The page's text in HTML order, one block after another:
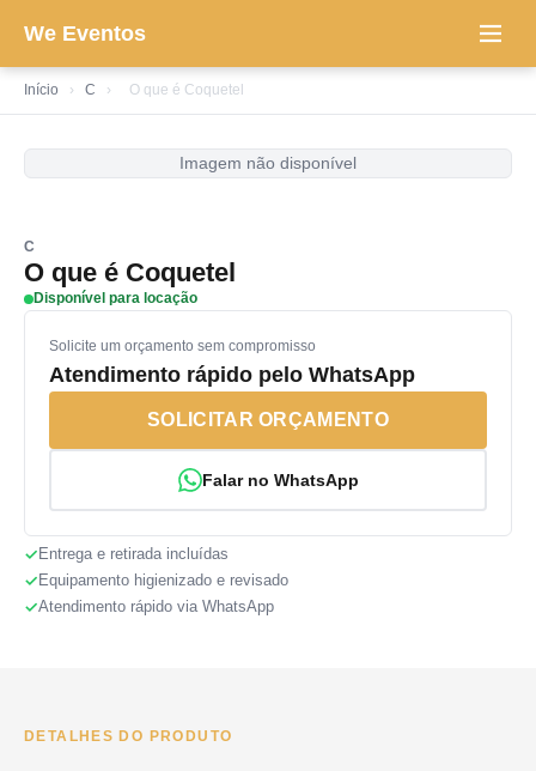
We Eventos
Início › C › O que é Coquetel
Imagem não disponível
C
O que é Coquetel
Disponível para locação
Solicite um orçamento sem compromisso
Atendimento rápido pelo WhatsApp
SOLICITAR ORÇAMENTO
Falar no WhatsApp
Entrega e retirada incluídas
Equipamento higienizado e revisado
Atendimento rápido via WhatsApp
DETALHES DO PRODUTO